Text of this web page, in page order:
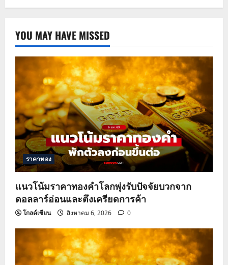
YOU MAY HAVE MISSED
ราคาทอง
แนวโน้มราคาทองคำโลกพุ่งรับปัจจัยบวกจาก
ดอลลาร์อ่อนและตึงเครียดการค้า
โกลด์เซียน สิงหาคม 6, 2026 0